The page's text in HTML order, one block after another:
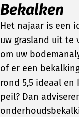
Bekalken
Het najaar is een
uw grasland uit te
om uw
of er een
rond 5,5 ideaal en
peil? Dan